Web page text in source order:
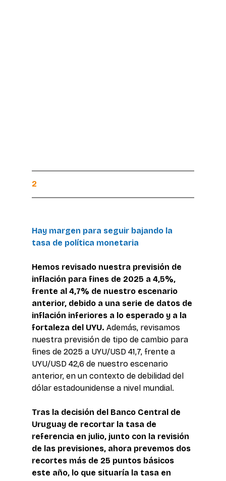
2
Hay margen para seguir bajando la
tasa de política monetaria
Hemos revisado nuestra previsión de
inflación para fines de 2025 a 4,5%,
frente al 4,7% de nuestro escenario
anterior, debido a una serie de datos de
inflación inferiores a lo esperado y a la
fortaleza del UYU. Además, revisamos
nuestra previsión de tipo de cambio para
fines de 2025 a UYU/USD 41,7, frente a
UYU/USD 42,6 de nuestro escenario
anterior, en un contexto de debilidad del
dólar estadounidense a nivel mundial.
Tras la decisión del Banco Central de
Uruguay de recortar la tasa de
referencia en julio, junto con la revisión
de las previsiones, ahora prevemos dos
recortes más de 25 puntos básicos
este año, lo que situaría la tasa en